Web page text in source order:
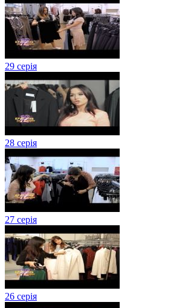
29 серія
28 серія
27 серія
26 серія